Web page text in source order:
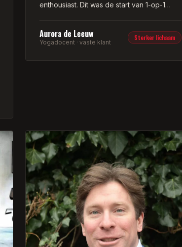
enthousiast. Dit was de start van 1-op-1
Franklin's coaching en begeleiding heeft
ervoor gezorgd dat mijn lichaam een stuk
ik nodig had voor de meer uitdagende
armbalans-houdingen.
Franklin is een enthousiaste, vrolijke coach,
die de training altijd goed weet af te
stemmen op mijn energieniveau. Elke
sessie is weer een feestje! Franklin is een
topcoach, wiens begeleiding ik iedereen
aan kan raden!
Aurora de Leeuw
Yogadocent · vaste klant
Sterker lichaam